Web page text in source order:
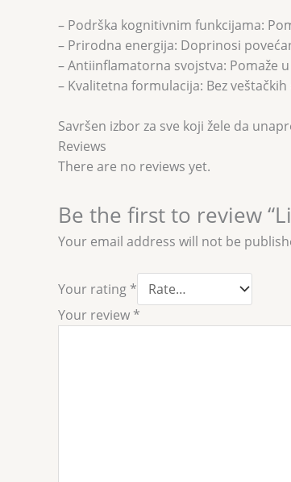
– Podrška kognitivnim funkcijama:
– Prirodna energija: Doprinosi
– Antiinflamatorna svojstva: Pomaže
– Kvalitetna formulacija: Bez
Savršen izbor za sve koji žele da
Reviews
There are no reviews yet.
Be the first to review
Your email address will not be
Your rating *
Your review *